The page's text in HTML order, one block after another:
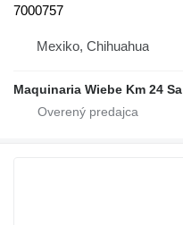
7000757
Mexiko, Chihuahua
Maquinaria Wiebe Km 24 Sa